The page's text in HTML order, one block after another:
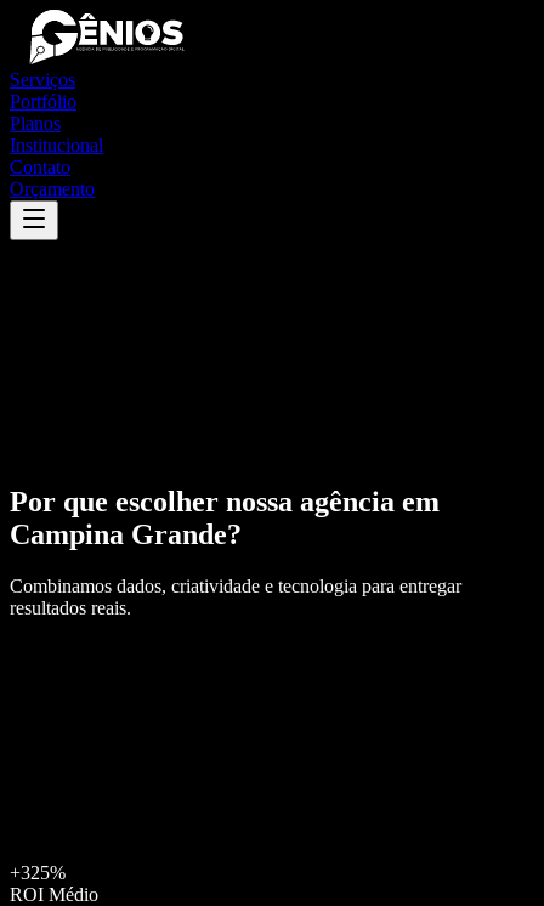
Serviços
Portfólio
Planos
Institucional
Contato
Orçamento
Por que escolher nossa agência em
Campina Grande?
Combinamos dados, criatividade e tecnologia para entregar
resultados reais.
+325%
ROI Médio